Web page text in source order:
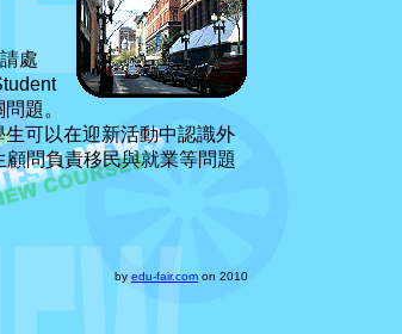
處
題。
可以在迎新活動中認識外
問負責移民與就業等問題
by edu-fair.com on 2010